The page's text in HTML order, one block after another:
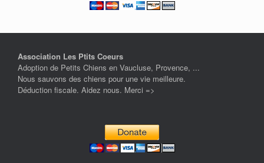
Association Les Ptits Coeurs
Adoption de Petits Chiens en Vaucluse, Provence, ...
Nous sauvons des chiens pour une vie meilleure.
Déduction fiscale. Aidez nous. Merci =>